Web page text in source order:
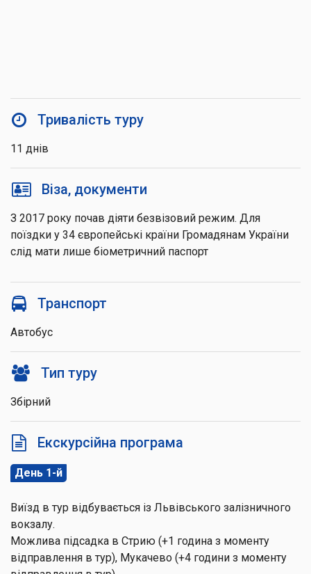
Тривалість туру
11 днів
Віза, документи
З 2017 року почав діяти безвізовий режим. Для
поїздки у 34 європейські країни Громадянам України
слід мати лише біометричний паспорт
Транспорт
Автобус
Тип туру
Збірний
Екскурсійна програма
День 1-й
Виїзд в тур відбувається із Львівського залізничного
вокзалу.
Можлива підсадка в Стрию (+1 година з моменту
відправлення в тур), Мукачево (+4 години з моменту